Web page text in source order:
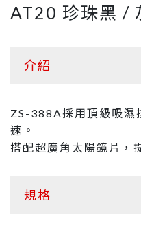
AT20 珍珠黑 /
介紹
ZS-388A採用頂級吸濕
速。
搭配超廣角太陽鏡片，
規格